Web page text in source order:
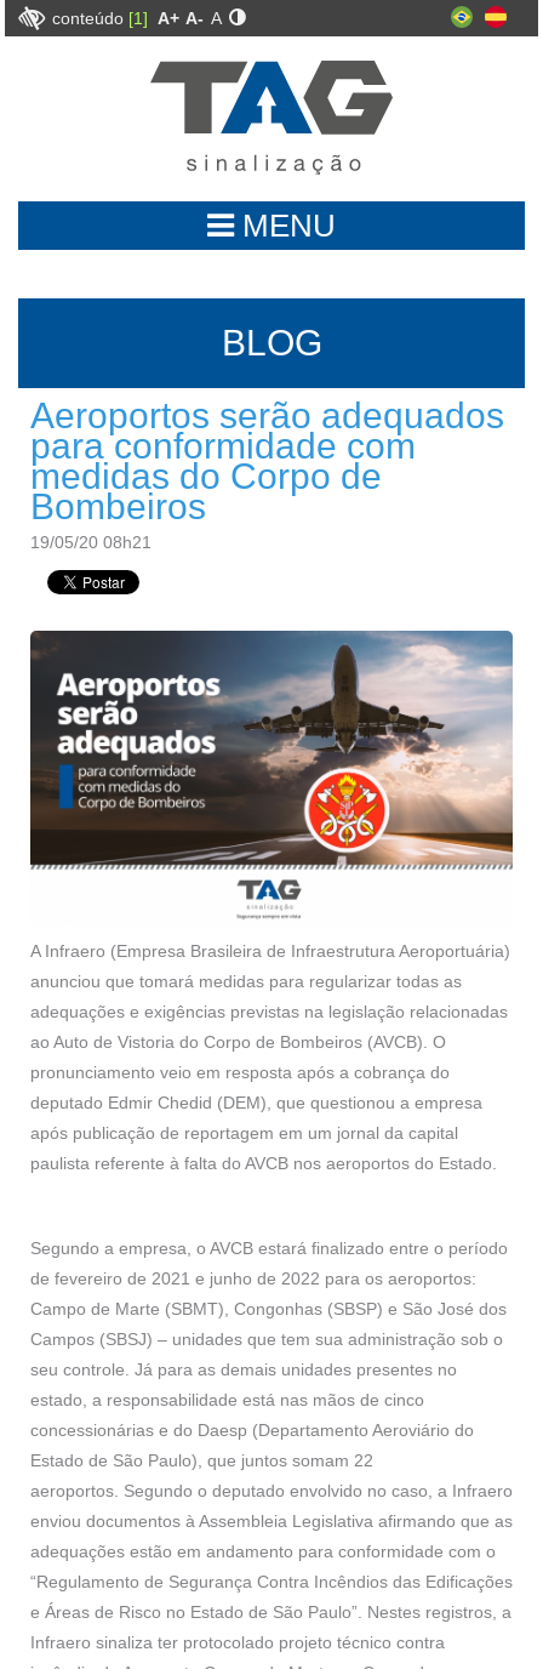
conteúdo [1] A+ A- A
MENU
BLOG
Aeroportos serão adequados
para conformidade com
medidas do Corpo de
Bombeiros
19/05/20 08h21
A Infraero (Empresa Brasileira de Infraestrutura Aeroportuária)
anunciou que tomará medidas para regularizar todas as
adequações e exigências previstas na legislação relacionadas
ao Auto de Vistoria do Corpo de Bombeiros (AVCB). O
pronunciamento veio em resposta após a cobrança do
deputado Edmir Chedid (DEM), que questionou a empresa
após publicação de reportagem em um jornal da capital
paulista referente à falta do AVCB nos aeroportos do Estado.
Segundo a empresa, o AVCB estará finalizado entre o período
de fevereiro de 2021 e junho de 2022 para os aeroportos:
Campo de Marte (SBMT), Congonhas (SBSP) e São José dos
Campos (SBSJ) – unidades que tem sua administração sob o
seu controle. Já para as demais unidades presentes no
estado, a responsabilidade está nas mãos de cinco
concessionárias e do Daesp (Departamento Aeroviário do
Estado de São Paulo), que juntos somam 22
aeroportos. Segundo o deputado envolvido no caso, a Infraero
enviou documentos à Assembleia Legislativa afirmando que as
adequações estão em andamento para conformidade com o
“Regulamento de Segurança Contra Incêndios das Edificações
e Áreas de Risco no Estado de São Paulo”. Nestes registros, a
Infraero sinaliza ter protocolado projeto técnico contra